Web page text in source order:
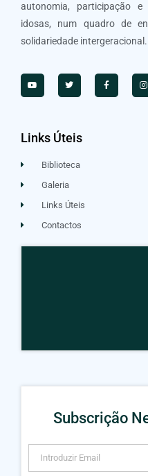
autonomia, participação
idosas, num quadro de
solidariedade intergeracional.
Links Úteis
Biblioteca
Galeria
Links Úteis
Contactos
Subscrição